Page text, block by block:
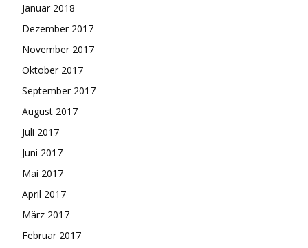
Januar 2018
Dezember 2017
November 2017
Oktober 2017
September 2017
August 2017
Juli 2017
Juni 2017
Mai 2017
April 2017
März 2017
Februar 2017